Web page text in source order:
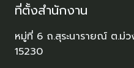
ที่ตั้งสำนักงาน
หมู่ที่ 6 ถ.สุระนารายณ์ ต.ม่
15230